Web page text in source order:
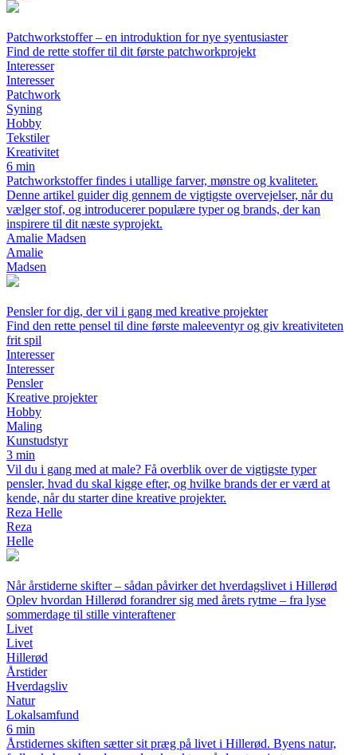
Patchworkstoffer – en introduktion for nye syentusiaster
Find de rette stoffer til dit første patchworkprojekt
Interesser
Interesser
Patchwork
Syning
Hobby
Tekstiler
Kreativitet
6 min
Patchworkstoffer findes i utallige farver, mønstre og kvaliteter.
Denne artikel guider dig gennem de vigtigste overvejelser, når du
vælger stof, og introducerer populære typer og brands, der kan
inspirere til dit næste syprojekt.
Amalie Madsen
Amalie
Madsen
Pensler for dig, der vil i gang med kreative projekter
Find den rette pensel til dine første maleeventyr og giv kreativiteten
frit spil
Interesser
Interesser
Pensler
Kreative projekter
Hobby
Maling
Kunstudstyr
3 min
Vil du i gang med at male? Få overblik over de vigtigste typer
pensler, hvad du skal kigge efter, og hvilke brands der er værd at
kende, når du starter dine kreative projekter.
Reza Helle
Reza
Helle
Når årstiderne skifter – sådan påvirker det hverdagslivet i Hillerød
Oplev hvordan Hillerød forandrer sig med årets rytme – fra lyse
sommerdage til stille vinteraftener
Livet
Livet
Hillerød
Årstider
Hverdagsliv
Natur
Lokalsamfund
6 min
Årstidernes skiften sætter sit præg på livet i Hillerød. Byens natur,